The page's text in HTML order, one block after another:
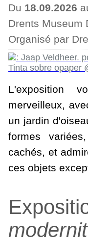
Du 18.09.2026
Drents Museum
Organisé par
L'exposition
merveilleux,
un jardin
formes
cachés, et
ces objets